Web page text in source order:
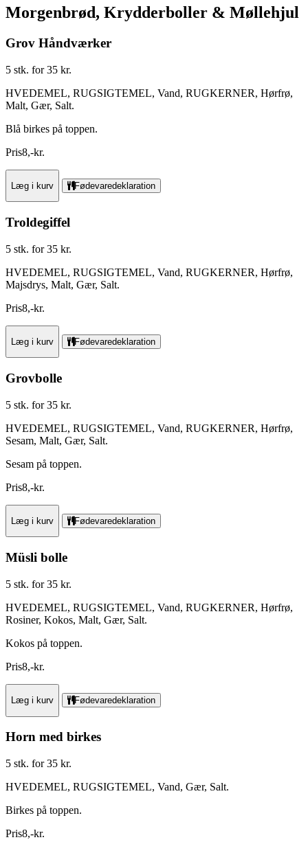
Morgenbrød, Krydderboller & Møllehjul
Grov Håndværker
5 stk. for 35 kr.
HVEDEMEL, RUGSIGTEMEL, Vand, RUGKERNER, Hørfrø,
Malt, Gær, Salt.
Blå birkes på toppen.
Pris8,-kr.
Læg i kurv Fødevaredeklaration
Troldegiffel
5 stk. for 35 kr.
HVEDEMEL, RUGSIGTEMEL, Vand, RUGKERNER, Hørfrø,
Majsdrys, Malt, Gær, Salt.
Pris8,-kr.
Læg i kurv Fødevaredeklaration
Grovbolle
5 stk. for 35 kr.
HVEDEMEL, RUGSIGTEMEL, Vand, RUGKERNER, Hørfrø,
Sesam, Malt, Gær, Salt.
Sesam på toppen.
Pris8,-kr.
Læg i kurv Fødevaredeklaration
Müsli bolle
5 stk. for 35 kr.
HVEDEMEL, RUGSIGTEMEL, Vand, RUGKERNER, Hørfrø,
Rosiner, Kokos, Malt, Gær, Salt.
Kokos på toppen.
Pris8,-kr.
Læg i kurv Fødevaredeklaration
Horn med birkes
5 stk. for 35 kr.
HVEDEMEL, RUGSIGTEMEL, Vand, Gær, Salt.
Birkes på toppen.
Pris8,-kr.